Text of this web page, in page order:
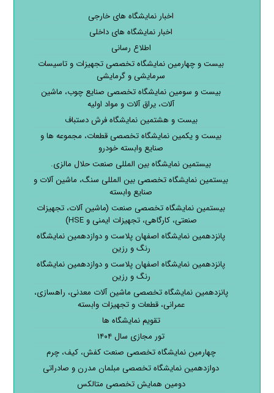
اخبار نمایشگاه های خارجی
اخبار نمایشگاه های داخلی
اطلاع رسانی
بیست و چهارمین نمایشگاه تخصصی تجهیزات و تاسیسات
سرمایشی و گرمایشی
بیست و سومین نمایشگاه تخصصی صنایع چوب، ماشین
آلات، یراق آلات و مواد اولیه
بیست و هشتمین نمایشگاه فرش دستباف
بیست و یکمین نمایشگاه تخصصی قطعات، مجموعه ها و
صنایع وابسته خودرو
بیستمین نمایشگاه بین المللی صنعت حلال مالزی.
بیستمین نمایشگاه تخصصی بین المللی سنگ، ماشین آلات و
صنایع وابسته
بیستمین نمایشگاه تخصصی صنعت (ماشین آلات، تجهیزات
صنعتی، کارگاهی، تجهیزات ایمنی و HSE)
پانزدهمین نمایشگاه اصفهان پلاست و دوازدهمین نمایشگاه
رنگ و رزین
پانزدهمین نمایشگاه اصفهان پلاست و دوازدهمین نمایشگاه
رنگ و رزین
پانزدهمین نمایشگاه تخصصی ماشین آلات معدنی، راهسازی،
عمرانی، قطعات و تجهیزات وابسته
تقویم نمایشگاه ها
تور مجازی سال ۱۴۰۴
چهارمین نمایشگاه تخصصی صنعت کفش، کیف، چرم
دوازدهمین نمایشگاه تخصصی مبلمان مدرن و صادراتی
دومین همایش تخصصی متالکس